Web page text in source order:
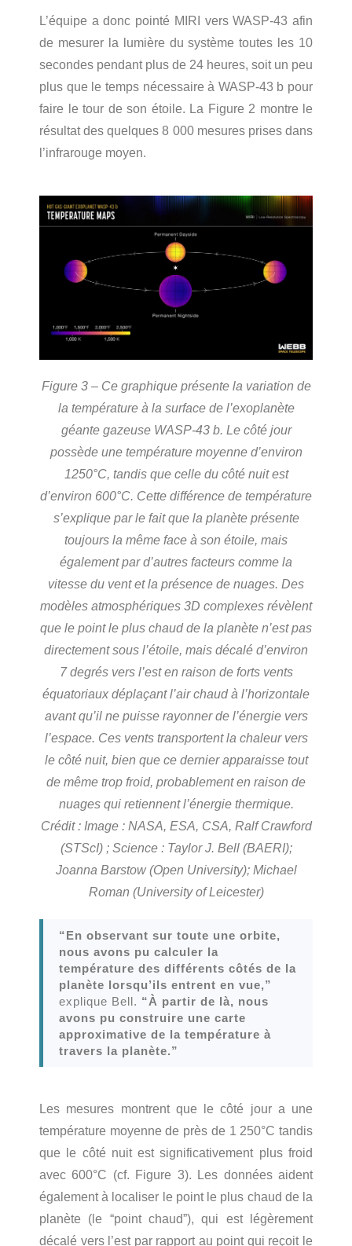
L’équipe a donc pointé MIRI vers WASP-43 afin
de mesurer la lumière du système toutes les 10
secondes pendant plus de 24 heures, soit un peu
plus que le temps nécessaire à WASP-43 b pour
faire le tour de son étoile. La Figure 2 montre le
résultat des quelques 8 000 mesures prises dans
l’infrarouge moyen.
Figure 3 – Ce graphique présente la variation de
la température à la surface de l’exoplanète
géante gazeuse WASP-43 b. Le côté jour
possède une température moyenne d’environ
1250°C, tandis que celle du côté nuit est
d’environ 600°C. Cette différence de température
s’explique par le fait que la planète présente
toujours la même face à son étoile, mais
également par d’autres facteurs comme la
vitesse du vent et la présence de nuages. Des
modèles atmosphériques 3D complexes révèlent
que le point le plus chaud de la planète n’est pas
directement sous l’étoile, mais décalé d’environ
7 degrés vers l’est en raison de forts vents
équatoriaux déplaçant l’air chaud à l’horizontale
avant qu’il ne puisse rayonner de l’énergie vers
l’espace. Ces vents transportent la chaleur vers
le côté nuit, bien que ce dernier apparaisse tout
de même trop froid, probablement en raison de
nuages qui retiennent l’énergie thermique.
Crédit : Image : NASA, ESA, CSA, Ralf Crawford
(STScI) ; Science : Taylor J. Bell (BAERI);
Joanna Barstow (Open University); Michael
Roman (University of Leicester)
“En observant sur toute une orbite,
nous avons pu calculer la
température des différents côtés de la
planète lorsqu’ils entrent en vue,”
explique Bell. “À partir de là, nous
avons pu construire une carte
approximative de la température à
travers la planète.”
Les mesures montrent que le côté jour a une
température moyenne de près de 1 250°C tandis
que le côté nuit est significativement plus froid
avec 600°C (cf. Figure 3). Les données aident
également à localiser le point le plus chaud de la
planète (le “point chaud”), qui est légèrement
décalé vers l’est par rapport au point qui reçoit le